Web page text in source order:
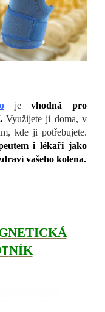
jevhodná pro
Využijete ji doma, v
kde ji potřebujete.
i lékaři jako
vašeho kolena.
NÍK